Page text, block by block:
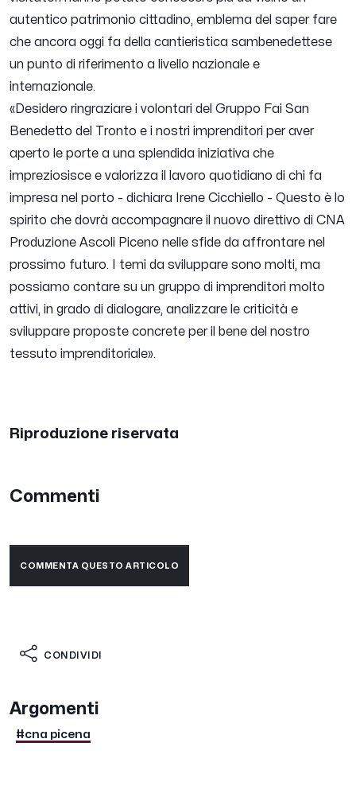
autentico patrimonio cittadino, emblema del saper fare
che ancora oggi fa della cantieristica sambenedettese
un punto di riferimento a livello nazionale e
internazionale.
«Desidero ringraziare i volontari del Gruppo Fai San
Benedetto del Tronto e i nostri imprenditori per aver
aperto le porte a una splendida iniziativa che
impreziosisce e valorizza il lavoro quotidiano di chi fa
impresa nel porto - dichiara Irene Cicchiello - Questo è lo
spirito che dovrà accompagnare il nuovo direttivo di CNA
Produzione Ascoli Piceno nelle sfide da affrontare nel
prossimo futuro. I temi da sviluppare sono molti, ma
possiamo contare su un gruppo di imprenditori molto
attivi, in grado di dialogare, analizzare le criticità e
sviluppare proposte concrete per il bene del nostro
tessuto imprenditoriale».
Riproduzione riservata
Commenti
COMMENTA QUESTO ARTICOLO
CONDIVIDI
Argomenti
#cna picena